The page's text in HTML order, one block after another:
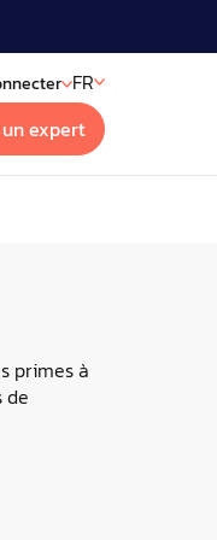
FR
un expert
primes à
de